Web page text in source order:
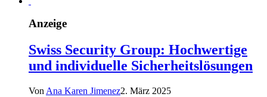
Anzeige
Swiss Security Group: Hochwertige
und individuelle Sicherheitslösungen
Von Ana Karen Jimenez2. März 2025